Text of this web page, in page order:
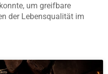
um greifbare
der Lebensqualität im